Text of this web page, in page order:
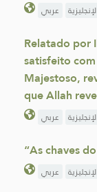
عربي الإنجليزية
Relatado por
satisfeito
Majestoso,
que Allah
عربي الإنجليزية
“As chaves
عربي الإنجليزية